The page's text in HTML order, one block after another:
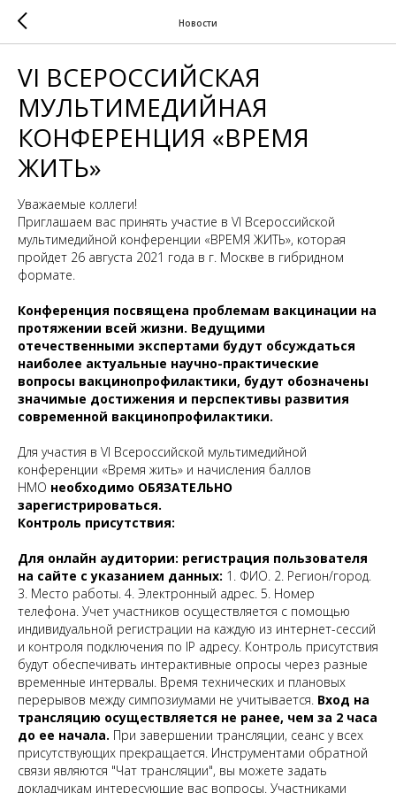
Новости
VI ВСЕРОССИЙСКАЯ
МУЛЬТИМЕДИЙНАЯ
КОНФЕРЕНЦИЯ «ВРЕМЯ
ЖИТЬ»
Уважаемые коллеги!
Приглашаем вас принять участие в VI Всероссийской
мультимедийной конференции «ВРЕМЯ ЖИТЬ», которая
пройдет 26 августа 2021 года в г. Москве в гибридном
формате.
Конференция посвящена проблемам вакцинации на
протяжении всей жизни. Ведущими
отечественными экспертами будут обсуждаться
наиболее актуальные научно-практические
вопросы вакцинопрофилактики, будут обозначены
значимые достижения и перспективы развития
современной вакцинопрофилактики.
Для участия в VI Всероссийской мультимедийной
конференции «Время жить» и начисления баллов
НМО необходимо ОБЯЗАТЕЛЬНО
зарегистрироваться.
Контроль присутствия:
Для онлайн аудитории: регистрация пользователя
на сайте с указанием данных: 1. ФИО. 2. Регион/город.
3. Место работы. 4. Электронный адрес. 5. Номер
телефона. Учет участников осуществляется с помощью
индивидуальной регистрации на каждую из интернет-сессий
и контроля подключения по IP адресу. Контроль присутствия
будут обеспечивать интерактивные опросы через разные
временные интервалы. Время технических и плановых
перерывов между симпозиумами не учитывается. Вход на
трансляцию осуществляется не ранее, чем за 2 часа
до ее начала. При завершении трансляции, сеанс у всех
присутствующих прекращается. Инструментами обратной
связи являются "Чат трансляции", вы можете задать
докладчикам интересующие вас вопросы. Участниками